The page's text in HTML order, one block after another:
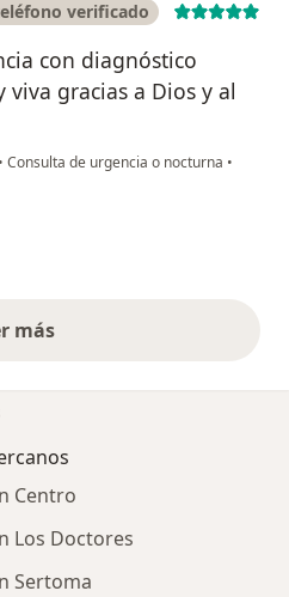
verificado
con diagnóstico
viva gracias a Dios y al
• Consulta de urgencia o nocturna •
más
opiniones anteriores
Centro
Los Doctores
Sertoma